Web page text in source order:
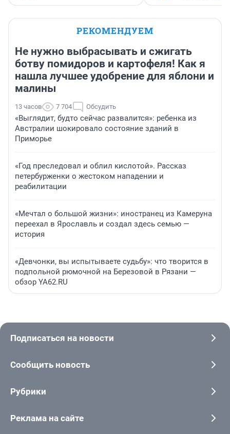
РЕКОМЕНДУЕМ
Не нужно выбрасывать и сжигать
ботву помидоров и картофеля! Как я
нашла лучшее удобрение для яблони и
малины
13 часов 7 704 Обсудить
«Выглядит, будто сейчас развалится»: ребенка из
Австралии шокировало состояние зданий в
Приморье
«Год преследовал и облил кислотой». Рассказ
петербурженки о жестоком нападении и
реабилитации
«Мечтал о большой жизни»: иностранец из Камеруна
переехал в Ярославль и создал здесь семью —
история
«Девчонки, вы испытываете судьбу»: что творится в
подпольной рюмочной на Березовой в Рязани —
обзор YA62.RU
Подписаться на новости
Сообщить новость
Рубрики
Реклама на сайте